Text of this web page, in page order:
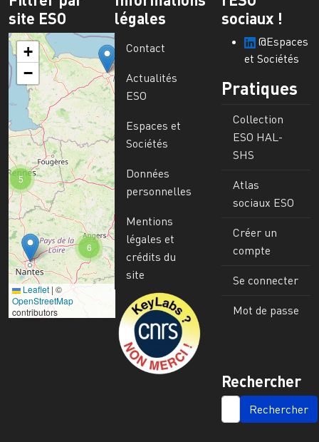
site ESO
6
5
+
−
Leaflet | ©
OpenStreetMap
contributors
légales
Contact
Actualités
ESO
Espaces et
Sociétés
Données
personnelles
Mentions
légales et
crédits du
site
Image
sociaux !
@Espaces
et Sociétés
Pratiques
Collection
ESO HAL-
SHS
Atlas
sociaux ESO
Créer un
compte
Se connecter
Mot de passe
Rechercher
SEARCH